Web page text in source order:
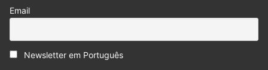
Email
Newsletter em Português